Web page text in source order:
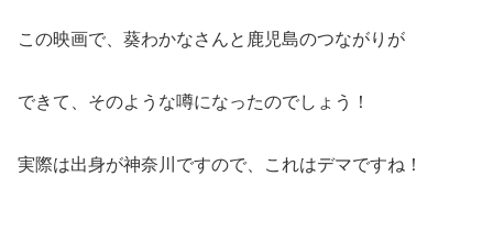
この映画で、葵わかなさんと鹿児島のつながりが
できて、そのような噂になったのでしょう！
実際は出身が神奈川ですので、これはデマですね！